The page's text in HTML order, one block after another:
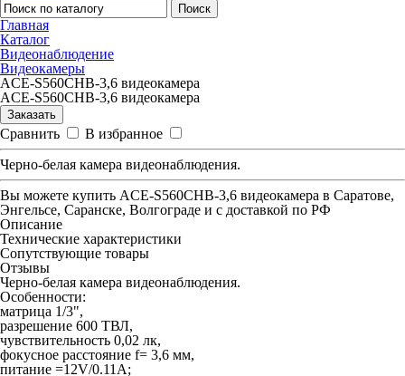
Поиск
Главная
Каталог
Видеонаблюдение
Видеокамеры
ACE-S560CHB-3,6 видеокамера
ACE-S560CHB-3,6 видеокамера
Заказать
Сравнить
В избранное
Черно-белая камера видеонаблюдения.
Вы можете купить ACE-S560CHB-3,6 видеокамера в Саратове,
Энгельсе, Саранске, Волгограде и с доставкой по РФ
Описание
Технические характеристики
Сопутствующие товары
Отзывы
Черно-белая камера видеонаблюдения.
Особенности:
матрица 1/3",
разрешение 600 ТВЛ,
чувствительность 0,02 лк,
фокусное расстояние f= 3,6 мм,
питание =12V/0.11A;